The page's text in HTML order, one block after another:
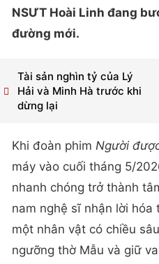
NSƯT Hoài Linh đang
đường mới.
Tài sản nghìn tỷ của Lý
Hải và Minh Hà trước khi
dừng lại
Khi đoàn phim Người
máy vào cuối tháng 5/
nhanh chóng trở thành
nam nghệ sĩ nhận lời hóa
một nhân vật có chiều
ngưỡng thờ Mẫu và giữ